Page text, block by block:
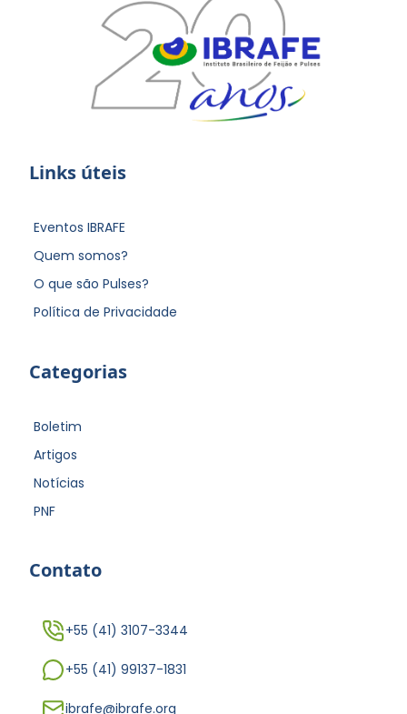
Links úteis
Eventos IBRAFE
Quem somos?
O que são Pulses?
Política de Privacidade
Categorias
Boletim
Artigos
Notícias
PNF
Contato
+55 (41) 3107-3344
+55 (41) 99137-1831
ibrafe@ibrafe.org